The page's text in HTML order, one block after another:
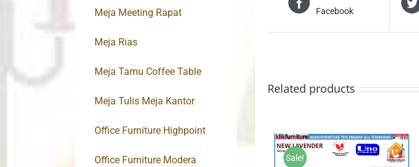
Facebook
Related products
Sale!
Meja Meeting Rapat
Meja Rias
Meja Tamu Coffee Table
Meja Tulis Meja Kantor
Office Furniture Highpoint
Office Furniture Modera